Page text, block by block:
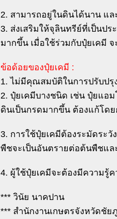
2. สามารถอยู่ในดินได้นาน แ
3. ส่งเสริมให้จุลินทรีย์ที่เป็นป
มากขึ้น เมื่อใช้ร่วมกับปุ๋ยเคมี
ข้อด้อยของปุ๋ยเคมี :
1. ไม่มีคุณสมบัติในการปรับป
2. ปุ๋ยเคมีบางชนิด เช่น ปุ๋ยแอ
ดินเป็นกรดมากขึ้น ต้องแก้โด
3. การใช้ปุ๋ยเคมีต้องระมัดระ
พืชจะเป็นอันตรายต่อต้นพืชแล
4. ผู้ใช้ปุ๋ยเคมีจะต้องมีความรู้
*** วินัย นาคปาน
*** สำนักงานเกษตรจังหวัดชัย